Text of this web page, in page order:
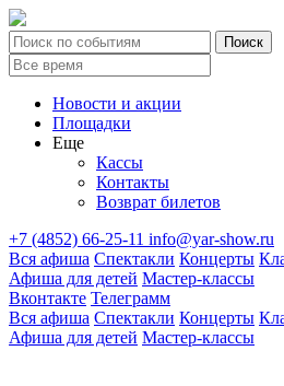
Новости и акции
Площадки
Еще
Кассы
Контакты
Возврат билетов
+7 (4852) 66-25-11 info@yar-show.ru
Вся афиша Спектакли Концерты
Афиша для детей Мастер-классы
Вконтакте Телеграмм
Вся афиша Спектакли Концерты
Афиша для детей Мастер-классы